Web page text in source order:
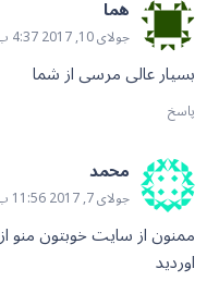
هما
جولای 10, 2017 4:37 ب.ظ
بسیار عالی مرسی از شما
پاسخ
محمد
جولای 7, 2017 11:56 ب.ظ
ممنون از سایت خوبتون منو
اوردید